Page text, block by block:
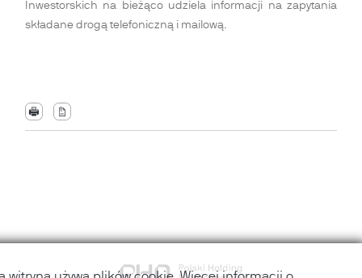
Inwestorskich na bieżąco udziela informacji na zapytania
składane drogą telefoniczną i mailową.